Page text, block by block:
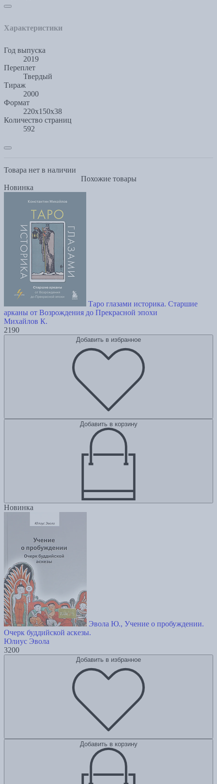
Характеристики
Год выпуска
2019
Переплет
Твердый
Тираж
2000
Формат
220x150x38
Количество страниц
592
Товара нет в наличии
Похожие товары
Новинка
Таро глазами историка. Старшие
арканы от Возрождения до Прекрасной эпохи
Михайлов К.
2190
Добавить в избранное
Добавить в корзину
Новинка
Эвола Ю., Учение о пробуждении.
Очерк буддийской аскезы.
Юлиус Эвола
3200
Добавить в избранное
Добавить в корзину